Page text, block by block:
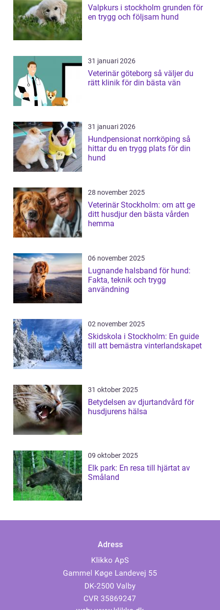
Valpkurs i stockholm grunden för
en trygg och följsam hund
31 januari 2026
Veterinär göteborg så väljer du
rätt klinik för din bästa vän
31 januari 2026
Hundpensionat norrköping så
hittar du en trygg plats för din
hund
28 november 2025
Veterinär Stockholm: om att ge
ditt husdjur den bästa vården
hemma
06 november 2025
Lugnande halsband för hund:
Fakta, teknik och trygg
användning
02 november 2025
Skidskola i Stockholm: En guide
till att bemästra vinterlandskapet
31 oktober 2025
Betydelsen av djurtandvård för
husdjurens hälsa
09 oktober 2025
Elk park: En resa till hjärtat av
Småland
Adress